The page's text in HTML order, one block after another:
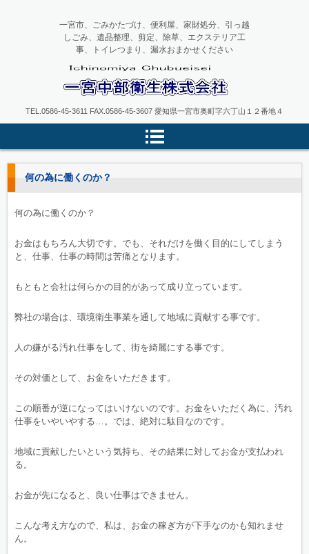
一宮中部衛生
一宮市、ごみかたづけ、便利屋、家財処分、引っ越
しごみ、遺品整理、剪定、除草、エクステリア工
事、トイレつまり、漏水おまかせください
TEL.0586-45-3611 FAX.0586-45-3607 愛知県一宮市奥町字六丁山１２番地４
何の為に働くのか？
何の為に働くのか？
お金はもちろん大切です。でも、それだけを働く目的にしてしまう
と、仕事、仕事の時間は苦痛となります。
もともと会社は何らかの目的があって成り立っています。
弊社の場合は、環境衛生事業を通して地域に貢献する事です。
人の嫌がる汚れ仕事をして、街を綺麗にする事です。
その対価として、お金をいただきます。
この順番が逆になってはいけないのです。お金をいただく為に、汚れ
仕事をいやいやする…。では、絶対に駄目なのです。
地域に貢献したいという気持ち、その結果に対してお金が支払われ
る。
お金が先になると、良い仕事はできません。
こんな考え方なので、私は、お金の稼ぎ方が下手なのかも知れませ
ん。